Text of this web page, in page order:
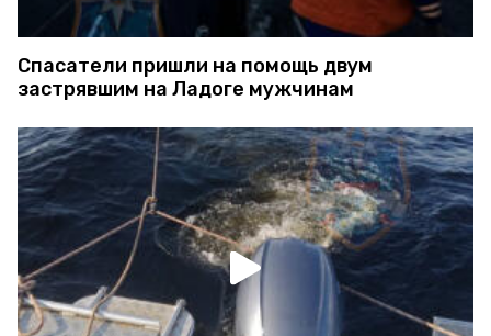
Спасатели пришли на помощь двум
застрявшим на Ладоге мужчинам